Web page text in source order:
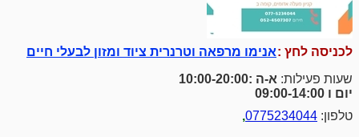
לכניסה לחץ :אנימו מרפאה וטרנרית ציוד ומזון לבעלי חיים
שעות פעילות: א-ה :10:00-20:00
יום ו 09:00-14:00
טלפון: 0775234044
,